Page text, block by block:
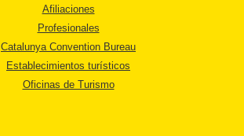
Afiliaciones
Profesionales
Catalunya Convention Bureau
Establecimientos turísticos
Oficinas de Turismo